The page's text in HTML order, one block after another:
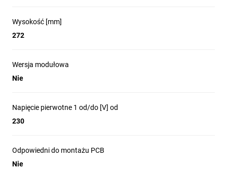
Wysokość [mm]
272
Wersja modułowa
Nie
Napięcie pierwotne 1 od/do [V] od
230
Odpowiedni do montażu PCB
Nie